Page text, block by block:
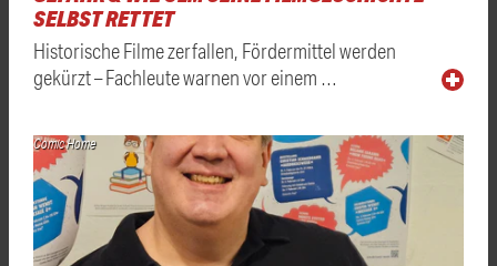
SELBST RETTET
Historische Filme zerfallen, Fördermittel werden
gekürzt – Fachleute warnen vor einem …
Comic Home